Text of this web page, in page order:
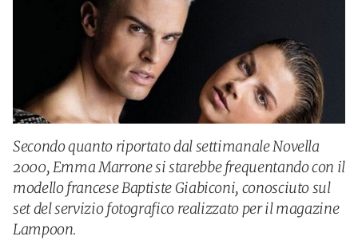
Secondo quanto riportato dal settimanale Novella
2000, Emma Marrone si starebbe frequentando con il
modello francese Baptiste Giabiconi, conosciuto sul
set del servizio fotografico realizzato per il magazine
Lampoon.